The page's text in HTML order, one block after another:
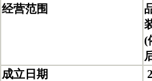
经营范围
(
成立日期